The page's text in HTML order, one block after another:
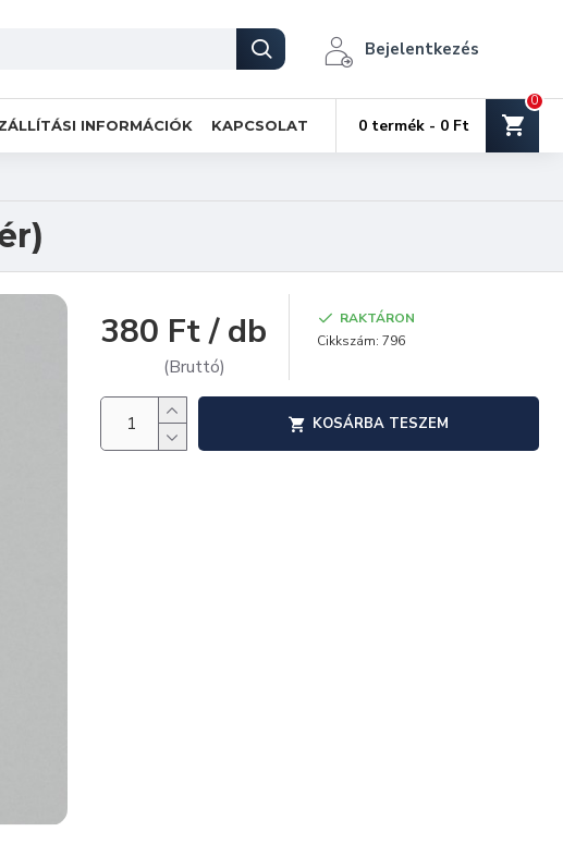
Bejelentkezés
INFORMÁCIÓK KAPCSOLAT 0 termék - 0 Ft
0
380 Ft / db
(Bruttó)
RAKTÁRON
Cikkszám: 796
KOSÁRBA TESZEM